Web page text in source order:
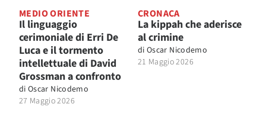
MEDIO ORIENTE
Il linguaggio
cerimoniale di Erri De
Luca e il tormento
intellettuale di David
Grossman a confronto
di Oscar Nicodemo
27 Maggio 2026
CRONACA
La kippah che aderisce
al crimine
di Oscar Nicodemo
21 Maggio 2026